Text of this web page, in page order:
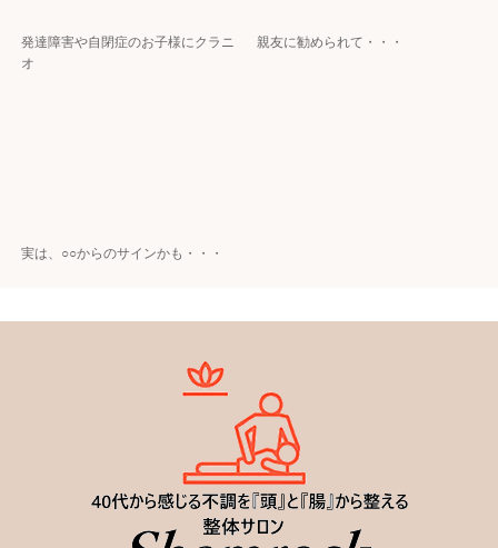
発達障害や自閉症のお子様にクラニ
オ
親友に勧められて・・・
実は、○○からのサインかも・・・